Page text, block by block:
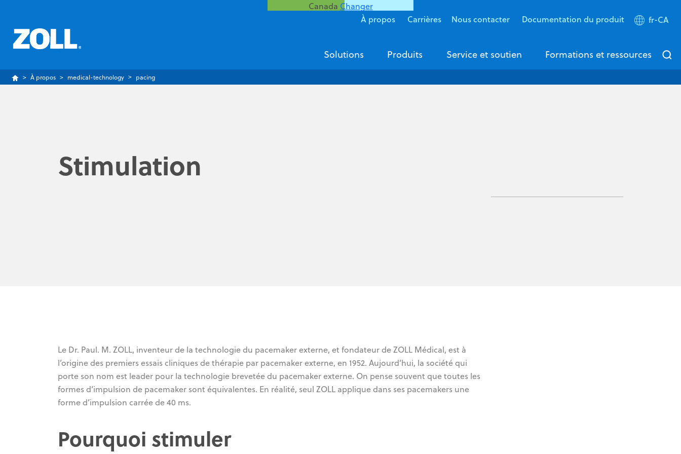
Canada Changer
À propos Carrières Nous contacter Documentation du produit fr-CA
Solutions Produits Service et soutien Formations et ressources
À propos medical-technology pacing
Stimulation
Le Dr. Paul. M. ZOLL, inventeur de la technologie du pacemaker externe, et fondateur de ZOLL Médical, est à
l’origine des premiers essais cliniques de thérapie par pacemaker externe, en 1952. Aujourd’hui, la société qui
porte son nom est leader pour la technologie brevetée du pacemaker externe. On pense souvent que toutes les
formes d’impulsion de pacemaker sont équivalentes. En réalité, seul ZOLL applique dans ses pacemakers une
forme d’impulsion carrée de 40 ms.
Pourquoi stimuler